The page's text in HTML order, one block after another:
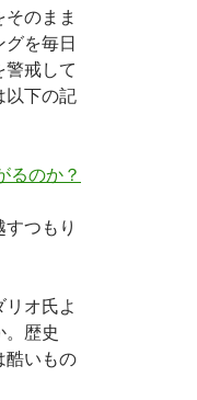
のまま
を毎日
警戒して
以下の記
るのか？
つもり
オ氏よ
。歴史
酷いもの